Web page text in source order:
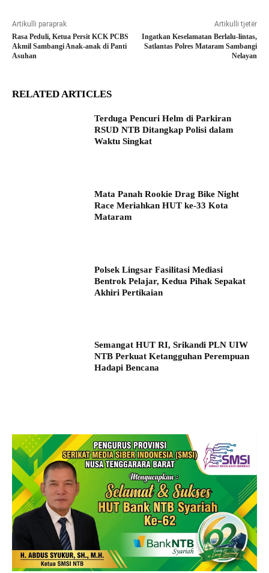
Artikulli paraprak
Rasa Peduli, Ketua Persit KCK PCBS
Akmil Sambangi Anak-anak di Panti
Asuhan
Artikulli tjetër
Ingatkan Keselamatan Berlalu-lintas,
Satlantas Polres Mataram Sambangi
Nelayan
RELATED ARTICLES
Terduga Pencuri Helm di Parkiran
RSUD NTB Ditangkap Polisi dalam
Waktu Singkat
Mata Panah Rookie Drag Bike Night
Race Meriahkan HUT ke-33 Kota
Mataram
Polsek Lingsar Fasilitasi Mediasi
Bentrok Pelajar, Kedua Pihak Sepakat
Akhiri Pertikaian
Semangat HUT RI, Srikandi PLN UIW
NTB Perkuat Ketangguhan Perempuan
Hadapi Bencana